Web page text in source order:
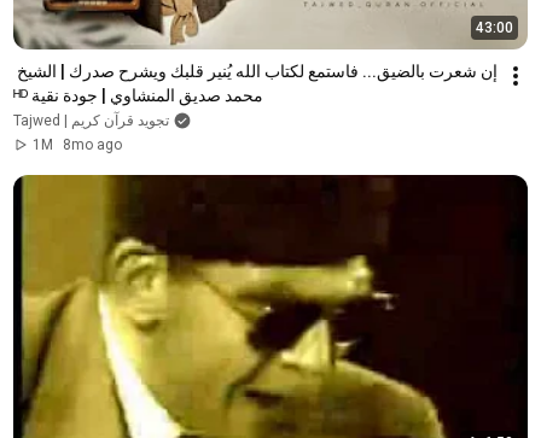
43:00
محمد صديق المنشاوي | جودة نقية ᴴᴰ
Tajwed | تجويد قرآن كريم
1M
8mo ago